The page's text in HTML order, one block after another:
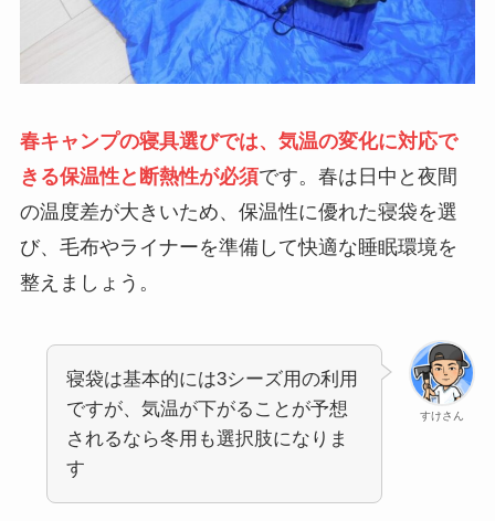
春キャンプの寝具選びでは、気温の変化に対応で
きる保温性と断熱性が必須です。春は日中と夜間
の温度差が大きいため、保温性に優れた寝袋を選
び、毛布やライナーを準備して快適な睡眠環境を
整えましょう。
すけさん
寝袋は基本的には3シーズ用の利用
ですが、気温が下がることが予想
されるなら冬用も選択肢になりま
す